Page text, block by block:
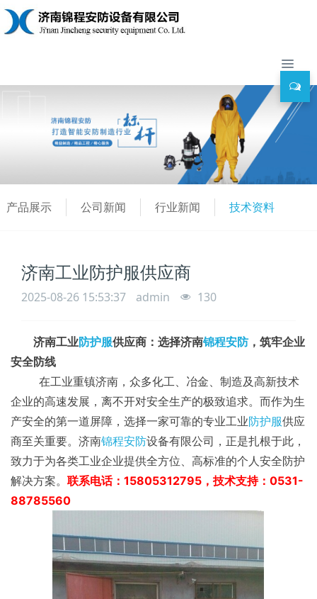
产品展示 公司新闻 行业新闻 技术资料
济南工业防护服供应商
2025-08-26 15:53:37 admin 130
济南工业防护服供应商：选择济南锦程安防，筑牢企业
安全防线
在工业重镇济南，众多化工、冶金、制造及高新技术
企业的高速发展，离不开对安全生产的极致追求。而作为生
产安全的第一道屏障，选择一家可靠的专业工业防护服供应
商至关重要。济南锦程安防设备有限公司，正是扎根于此，
致力于为各类工业企业提供全方位、高标准的个人安全防护
解决方案。 联系电话：15805312795，技术支持：0531-
88785560